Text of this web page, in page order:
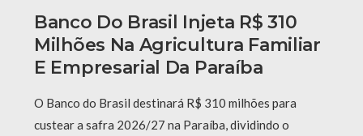
Banco Do Brasil Injeta R$ 310
Milhões Na Agricultura Familiar
E Empresarial Da Paraíba
O Banco do Brasil destinará R$ 310 milhões para
custear a safra 2026/27 na Paraíba, dividindo o